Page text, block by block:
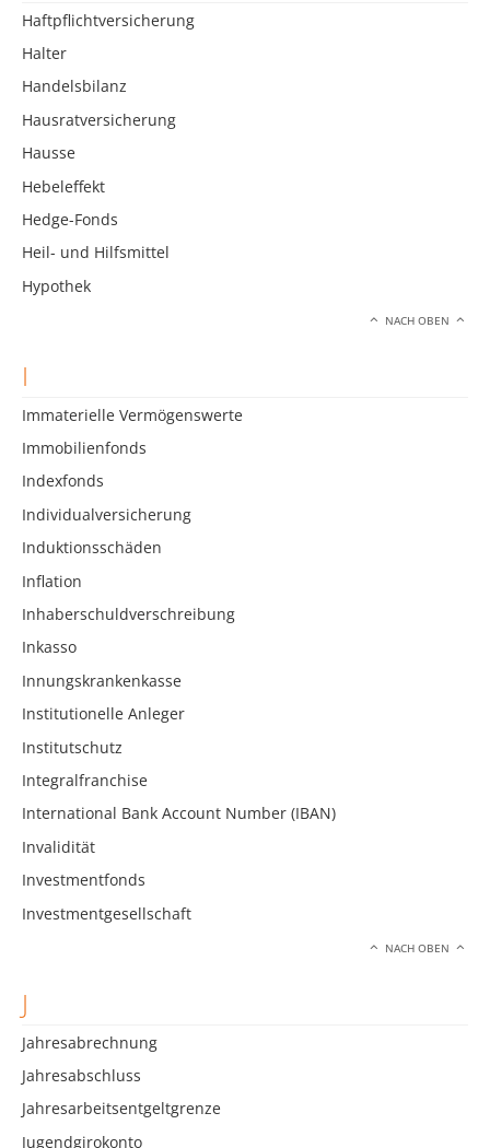
Haftpflichtversicherung
Halter
Handelsbilanz
Hausratversicherung
Hausse
Hebeleffekt
Hedge-Fonds
Heil- und Hilfsmittel
Hypothek
NACH OBEN
I
Immaterielle Vermögenswerte
Immobilienfonds
Indexfonds
Individualversicherung
Induktionsschäden
Inflation
Inhaberschuldverschreibung
Inkasso
Innungskrankenkasse
Institutionelle Anleger
Institutschutz
Integralfranchise
International Bank Account Number (IBAN)
Invalidität
Investmentfonds
Investmentgesellschaft
NACH OBEN
J
Jahresabrechnung
Jahresabschluss
Jahresarbeitsentgeltgrenze
Jugendgirokonto